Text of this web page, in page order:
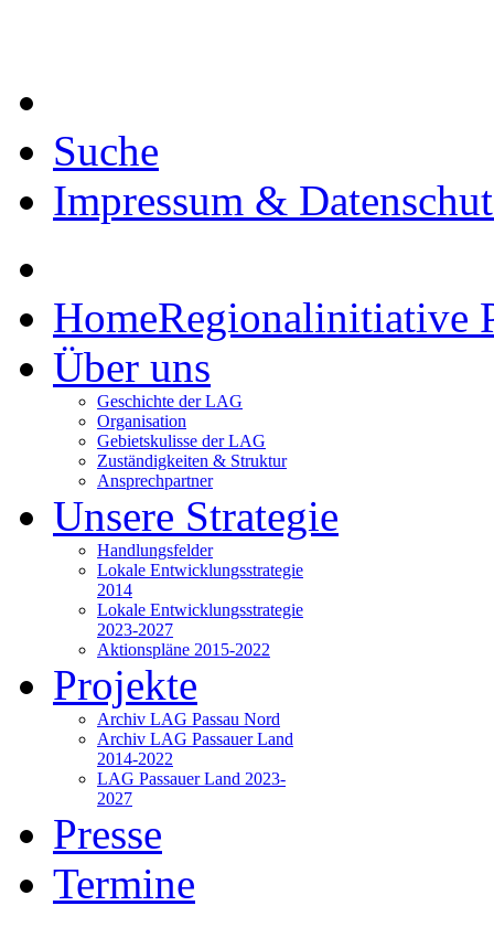
Suche
Impressum &
HomeRegionalinitiative
Über uns
Geschichte der LAG
Organisation
Gebietskulisse der LAG
Zuständigkeiten & Struktur
Ansprechpartner
Unsere Strategie
Handlungsfelder
Lokale Entwicklungsstrategie
2014
Lokale Entwicklungsstrategie
2023-2027
Aktionspläne 2015-2022
Projekte
Archiv LAG Passau Nord
Archiv LAG Passauer Land
2014-2022
LAG Passauer Land 2023-
2027
Presse
Termine